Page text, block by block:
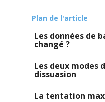
Plan de l'article
Les données de
changé ?
Les deux modes
dissuasion
La tentation